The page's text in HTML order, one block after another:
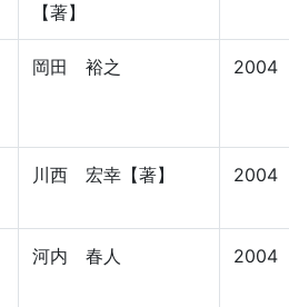
【著】
岡田 裕之 2004
川西 宏幸【著】 2004
河内 春人 2004